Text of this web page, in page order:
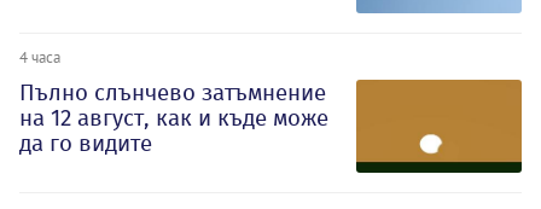
4 часа
Пълно слънчево затъмнение
на 12 август, как и къде може
да го видите